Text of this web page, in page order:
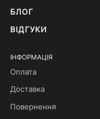
БЛОГ
ВІДГУКИ
ІНФОРМАЦІЯ
Оплата
Доставка
Повернення